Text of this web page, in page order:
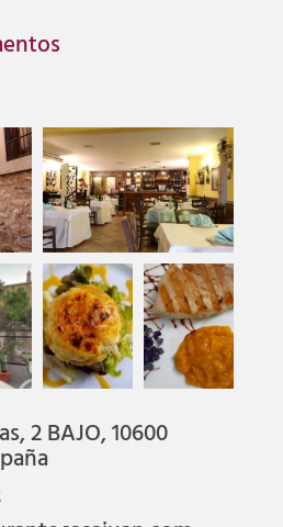
2 BAJO, 10600